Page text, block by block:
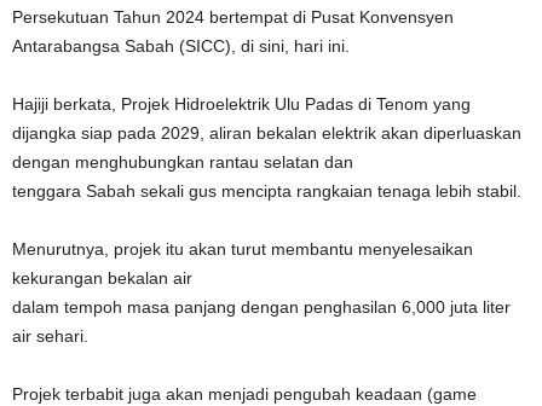
Persekutuan Tahun 2024 bertempat di Pusat Konvensyen
Antarabangsa Sabah (SICC), di sini, hari ini.
Hajiji berkata, Projek Hidroelektrik Ulu Padas di Tenom yang
dijangka siap pada 2029, aliran bekalan elektrik akan diperluaskan
dengan menghubungkan rantau selatan dan
tenggara Sabah sekali gus mencipta rangkaian tenaga lebih stabil.
Menurutnya, projek itu akan turut membantu menyelesaikan
kekurangan bekalan air
dalam tempoh masa panjang dengan penghasilan 6,000 juta liter
air sehari.
Projek terbabit juga akan menjadi pengubah keadaan (game